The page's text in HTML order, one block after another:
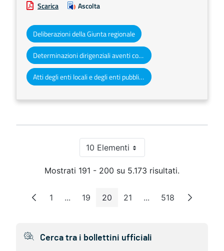
Scarica
Ascolta
Deliberazioni della Giunta regionale
Determinazioni dirigenziali aventi contenuto di interesse generale
Atti degli enti locali e degli enti pubblici e privati
10 ElementiPer pagina
Mostrati 191 - 200 su 5.173 risultati.
Pagina
1 ...Pagine intermedie
Pagina
19 Pagina
20 Pagina
21 ...Pagine intermedie
Pagina
518
Cerca tra i bollettini ufficiali